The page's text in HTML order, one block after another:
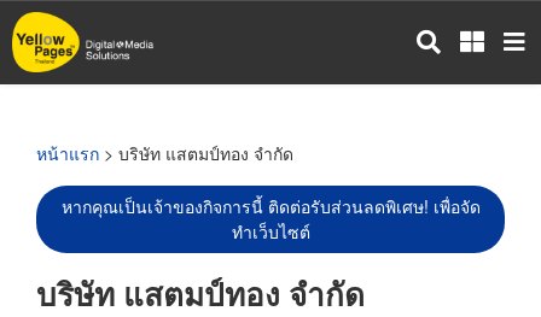
ข้าม
ไป
หน้าแรก > บริษัท แสตมป์ทอง จำกัด
หากคุณเป็นเจ้าของกิจการนี้ ติดต่อรับส่วนลดพิเศษ! เพื่อจัด
ทำเว็บไซต์
บริษัท แสตมป์ทอง จำกัด